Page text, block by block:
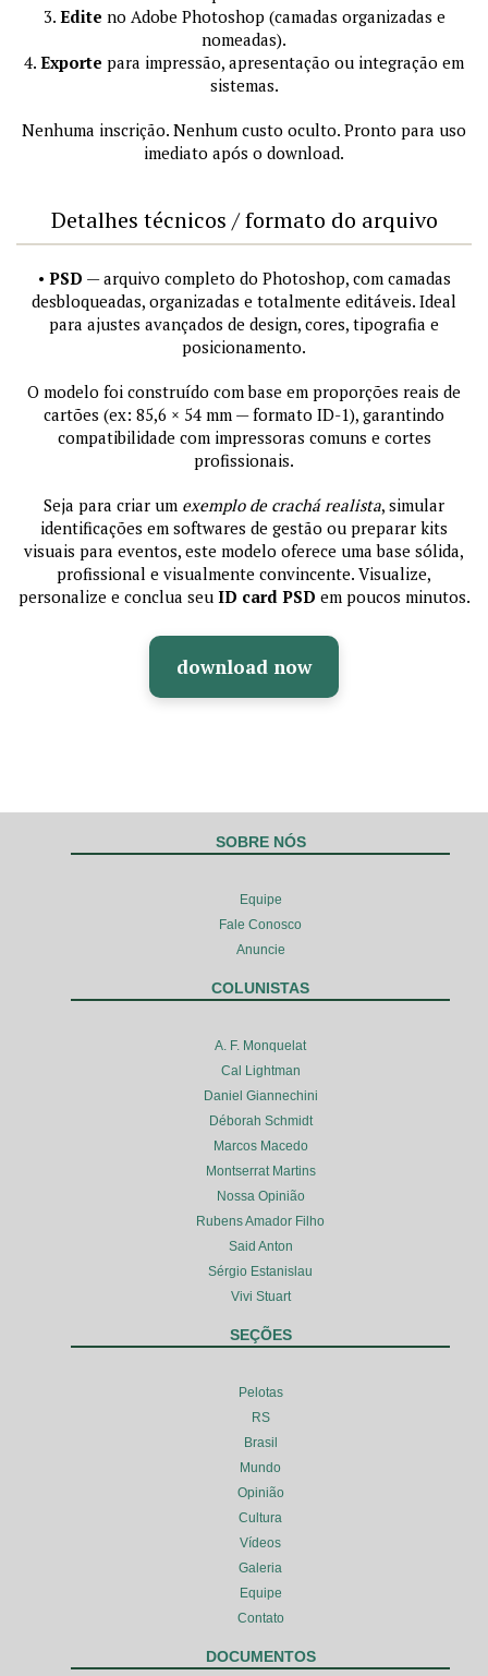
3. Edite no Adobe Photoshop (camadas organizadas e
nomeadas).
4. Exporte para impressão, apresentação ou integração em
sistemas.
Nenhuma inscrição. Nenhum custo oculto. Pronto para uso
imediato após o download.
Detalhes técnicos / formato do arquivo
• PSD — arquivo completo do Photoshop, com camadas
desbloqueadas, organizadas e totalmente editáveis. Ideal
para ajustes avançados de design, cores, tipografia e
posicionamento.
O modelo foi construído com base em proporções reais de
cartões (ex: 85,6 × 54 mm — formato ID-1), garantindo
compatibilidade com impressoras comuns e cortes
profissionais.
Seja para criar um exemplo de crachá realista, simular
identificações em softwares de gestão ou preparar kits
visuais para eventos, este modelo oferece uma base sólida,
profissional e visualmente convincente. Visualize,
personalize e conclua seu ID card PSD em poucos minutos.
download now
SOBRE NÓS
Equipe
Fale Conosco
Anuncie
COLUNISTAS
A. F. Monquelat
Cal Lightman
Daniel Giannechini
Déborah Schmidt
Marcos Macedo
Montserrat Martins
Nossa Opinião
Rubens Amador Filho
Said Anton
Sérgio Estanislau
Vivi Stuart
SEÇÕES
Pelotas
RS
Brasil
Mundo
Opinião
Cultura
Vídeos
Galeria
Equipe
Contato
DOCUMENTOS